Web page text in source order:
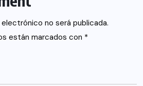
no será publicada.
están marcados con *